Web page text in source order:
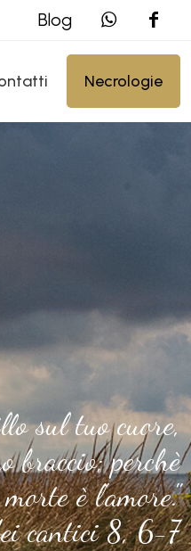
Blog
Necrologie
sul tuo cuore,
braccio; perchè
è l'amore."
cantici 8, 6-7